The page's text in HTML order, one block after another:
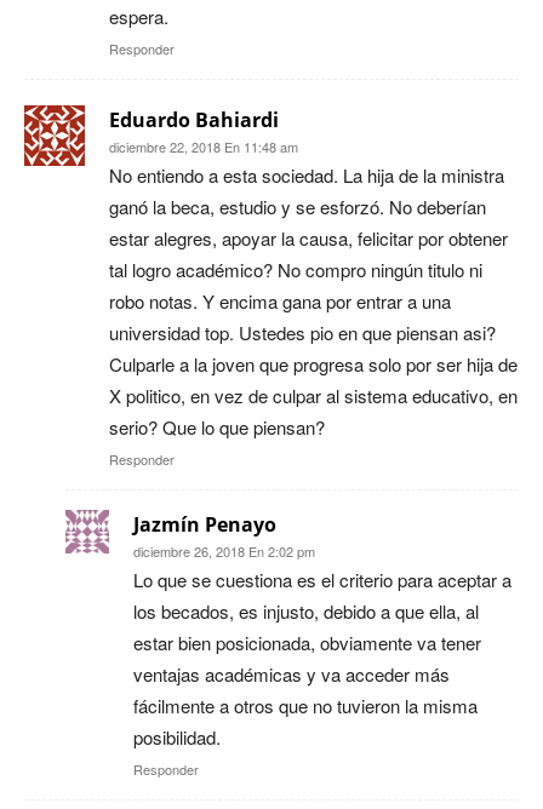
espera.
Responder
Eduardo Bahiardi
diciembre 22, 2018 En 11:48 am
No entiendo a esta sociedad. La hija de la ministra
ganó la beca, estudio y se esforzó. No deberían
estar alegres, apoyar la causa, felicitar por obtener
tal logro académico? No compro ningún titulo ni
robo notas. Y encima gana por entrar a una
universidad top. Ustedes pio en que piensan asi?
Culparle a la joven que progresa solo por ser hija de
X politico, en vez de culpar al sistema educativo, en
serio? Que lo que piensan?
Responder
Jazmín Penayo
diciembre 26, 2018 En 2:02 pm
Lo que se cuestiona es el criterio para aceptar a
los becados, es injusto, debido a que ella, al
estar bien posicionada, obviamente va tener
ventajas académicas y va acceder más
fácilmente a otros que no tuvieron la misma
posibilidad.
Responder